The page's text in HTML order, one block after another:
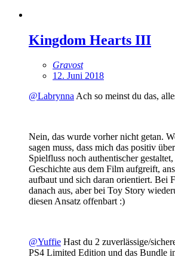
Kingdom Hearts III
Gravost
12. Juni 2018
@LabrynnaAch so meinst du das,
Nein, das wurde vorher nicht getan.
sagen muss, dass mich das positiv
Spielfluss noch authentischer
Geschichte aus dem Film aufgreift,
aufbaut und sich daran orientiert. Bei
danach aus, aber bei Toy Story
diesen Ansatz offenbart :)
@Yuffie Hast du 2 zuverlässige/
PS4 Limited Edition und das Bundle